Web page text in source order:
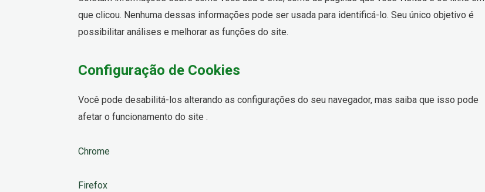
que clicou. Nenhuma dessas informações pode ser usada para identificá-lo. Seu único objetivo é
possibilitar análises e melhorar as funções do site.
Configuração de Cookies
Você pode desabilitá-los alterando as configurações do seu navegador, mas saiba que isso pode
afetar o funcionamento do site .
Chrome
Firefox